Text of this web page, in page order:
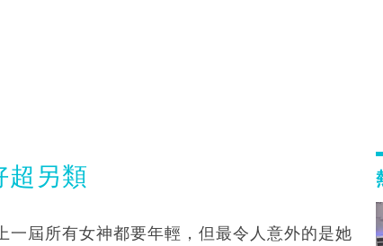
超另類
屆所有女神都要年輕，但最令人意外的是她